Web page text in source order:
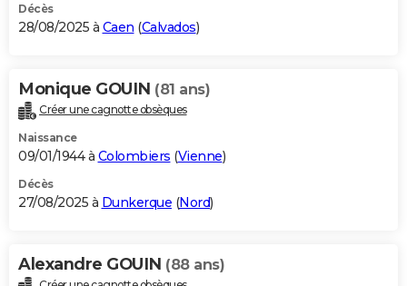
Décès
28/08/2025 à Caen (Calvados)
Monique GOUIN (81 ans)
Créer une cagnotte obsèques
Naissance
09/01/1944 à Colombiers (Vienne)
Décès
27/08/2025 à Dunkerque (Nord)
Alexandre GOUIN (88 ans)